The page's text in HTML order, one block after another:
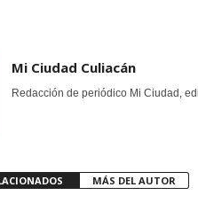
Mi Ciudad Culiacán
Redacción de periódico Mi Ciudad,
MÁS DEL AUTOR